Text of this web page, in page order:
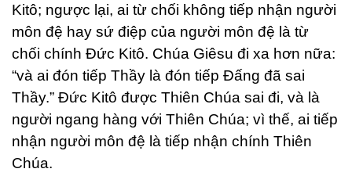
Kitô; ngược lại, ai từ chối không tiếp nhận người
môn đệ hay sứ điệp của người môn đệ là từ
chối chính Đức Kitô. Chúa Giêsu đi xa hơn nữa:
“và ai đón tiếp Thầy là đón tiếp Đấng đã sai
Thầy.” Đức Kitô được Thiên Chúa sai đi, và là
người ngang hàng với Thiên Chúa; vì thế, ai tiếp
nhận người môn đệ là tiếp nhận chính Thiên
Chúa.